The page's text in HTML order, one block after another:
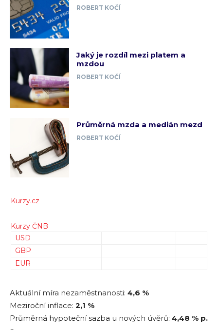
ROBERT KOČÍ
Jaký je rozdíl mezi platem a
mzdou
ROBERT KOČÍ
Průměrná mzda a medián mezd
ROBERT KOČÍ
Kurzy.cz
Kurzy ČNB
USD
GBP
EUR
Aktuální míra nezaměstnanosti: 4,6 %
Meziroční inflace: 2,1 %
Průměrná hypoteční sazba u nových úvěrů: 4,48 % p.